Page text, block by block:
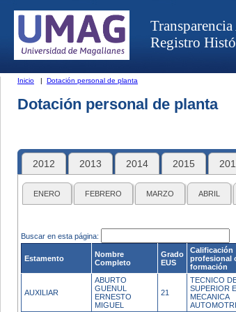
Registro
Inicio | Dotación personal de planta
Dotación personal de planta
2012 2013 2014 2015
ENERO FEBRERO MARZO ABRIL
Buscar en esta página:
Estamento
Nombre
Completo
Grado
EUS
Calificación
profesional
formación
AUXILIAR
ABURTO
GUENUL
ERNESTO
MIGUEL
21
TECNICO
SUPERIOR
MECANICA